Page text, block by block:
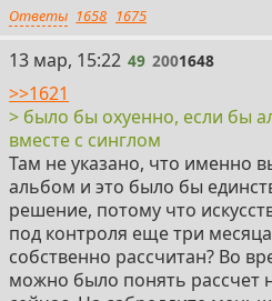
Ответы 1658 1675
49
13 мар, 15:22 49 2001648
>>1621
> было бы охуенно, если бы
вместе с синглом
Там не указано, что именно
альбом и это было бы
решение, потому что
под контроля еще три
собственно рассчитан? Во
можно было понять рассчет